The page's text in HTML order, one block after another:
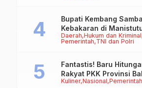
Daerah Hukum dan Kriminal
Pemerintah TNI dan Polri
Bupati Kembang
Kebakaran di
Disalurkan untuk
Kuliner Nasional Pemerintah
Fantastis! Baru
Rakyat PKK Provinsi
Raup Omzet Ratusan